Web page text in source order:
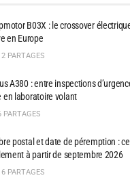
B03X : le crossover
en Europe
PARTAGES
A380 : entre inspections
en laboratoire volant
PARTAGES
postal et date de péremption :
à partir de septembre 2026
PARTAGES